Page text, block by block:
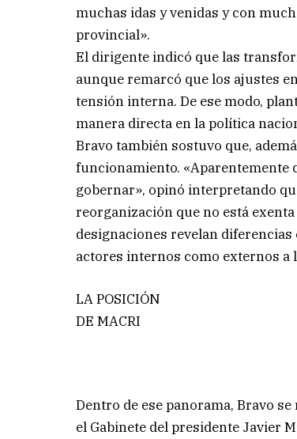
muchas idas y venidas y con
provincial».
El dirigente indicó que las
aunque remarcó que los ajustes
tensión interna. De ese modo,
manera directa en la política
Bravo también sostuvo que,
funcionamiento. «Aparentemente
gobernar», opinó interpretando
reorganización que no está
designaciones revelan
actores internos como externos a
LA POSICIÓN
DE MACRI
Dentro de ese panorama, Bravo
el Gabinete del presidente Javier